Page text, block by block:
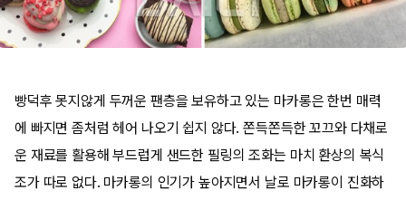
빵덕후 못지않게 두꺼운 팬층을 보유하고 있는 마카롱은 한번 매력
에 빠지면 좀처럼 헤어 나오기 쉽지 않다. 쫀득쫀득한 꼬끄와 다채로
운 재료를 활용해 부드럽게 샌드한 필링의 조화는 마치 환상의 복식
조가 따로 없다. 마카롱의 인기가 높아지면서 날로 마카롱이 진화하